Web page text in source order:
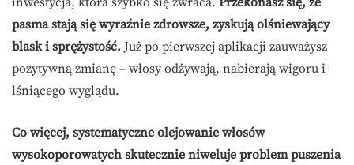
pasma stają się wyraźnie zdrowsze, zyskują olśniewający
blask i sprężystość. Już po pierwszej aplikacji zauważysz
pozytywną zmianę – włosy odżywają, nabierają wigoru i
lśniącego wyglądu.
Co więcej, systematyczne olejowanie włosów
wysokoporowatych skutecznie niweluje problem puszenia